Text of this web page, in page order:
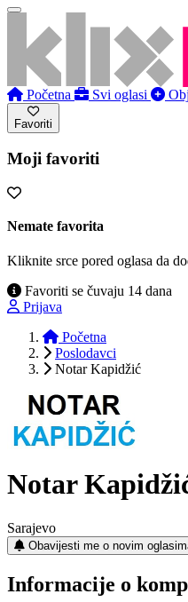
Početna Svi oglasi
Favoriti
Moji favoriti
Nemate favorita
Kliknite srce pored oglasa da
Favoriti se čuvaju 14 dana
Prijava
Početna
Poslodavci
Notar Kapidžić
Notar
Sarajevo
Obavijesti me o novim
Informacije o